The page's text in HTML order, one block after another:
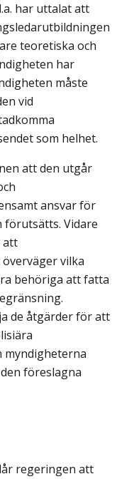
har uttalat att
teoretiska och
har
måste
vid
som helhet.
att den utgår
ansvar för
förutsätts. Vidare
att
vilka
behöriga att fatta
de åtgärder för att
myndigheterna
föreslagna
regeringen att